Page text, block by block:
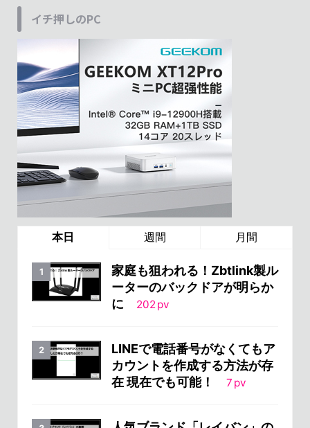
イチ押しのPC
本日 週間 月間
家庭も狙われる！Zbtlink製ル
ーターのバックドアが明らか
に
202pv
LINEで電話番号がなくてもア
カウントを作成する方法が存
在 現在でも可能！
7 pv